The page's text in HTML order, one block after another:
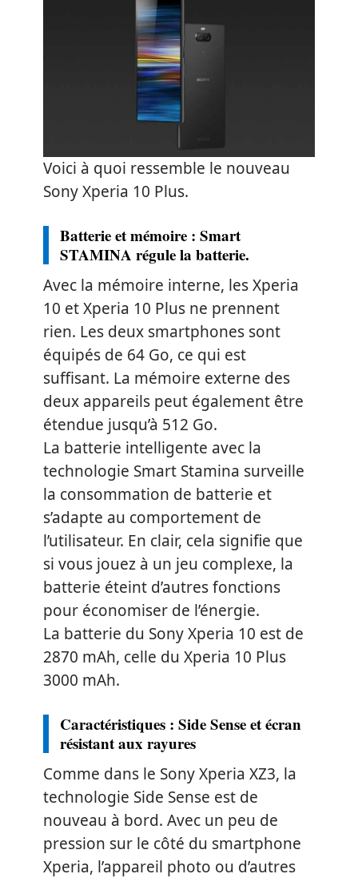
Voici à quoi ressemble le nouveau
Sony Xperia 10 Plus.
Batterie et mémoire : Smart
STAMINA régule la batterie.
Avec la mémoire interne, les Xperia
10 et Xperia 10 Plus ne prennent
rien. Les deux smartphones sont
équipés de 64 Go, ce qui est
suffisant. La mémoire externe des
deux appareils peut également être
étendue jusqu’à 512 Go.
La batterie intelligente avec la
technologie Smart Stamina surveille
la consommation de batterie et
s’adapte au comportement de
l’utilisateur. En clair, cela signifie que
si vous jouez à un jeu complexe, la
batterie éteint d’autres fonctions
pour économiser de l’énergie.
La batterie du Sony Xperia 10 est de
2870 mAh, celle du Xperia 10 Plus
3000 mAh.
Caractéristiques : Side Sense et écran
résistant aux rayures
Comme dans le Sony Xperia XZ3, la
technologie Side Sense est de
nouveau à bord. Avec un peu de
pression sur le côté du smartphone
Xperia, l’appareil photo ou d’autres